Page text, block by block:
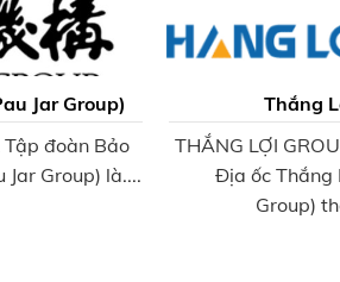
Jar Group)
đoàn Bảo
Group) là....
Thắng
THẮNG LỢI
Địa ốc Thắng
Group)